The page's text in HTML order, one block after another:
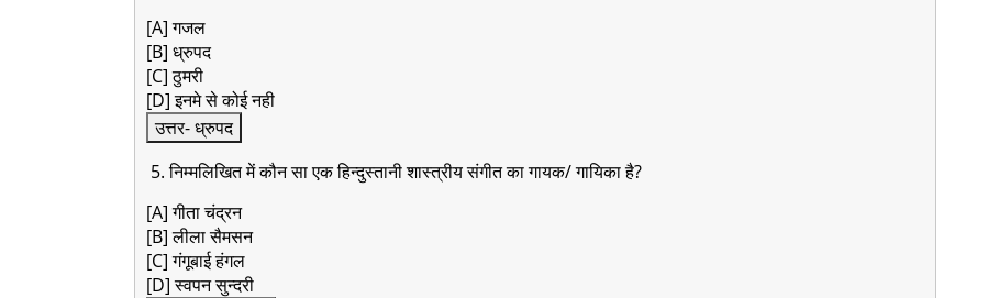
[A] गजल
[B] ध्रुपद
[C] ठुमरी
[D] इनमे से कोई नही
उत्तर- ध्रुपद
5. निम्मलिखित में कौन सा एक हिन्दुस्तानी शास्त्रीय संगीत का गायक/ गायिका है?
[A] गीता चंद्रन
[B] लीला सैमसन
[C] गंगूबाई हंगल
[D] स्वपन सुन्दरी